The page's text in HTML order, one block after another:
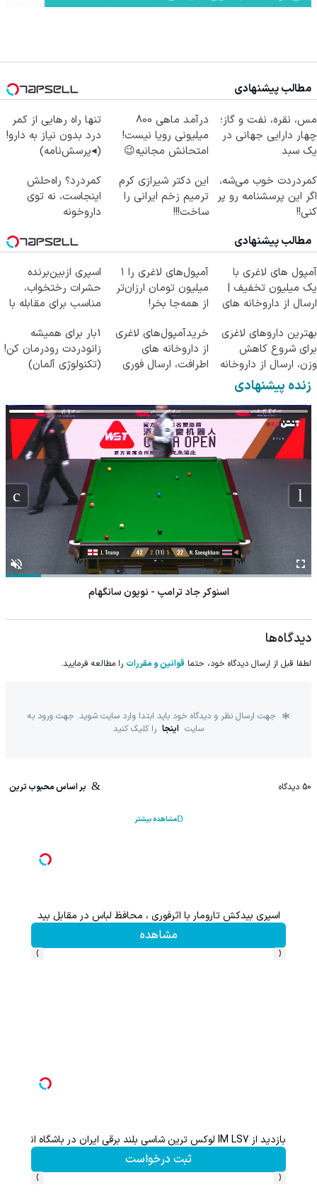
مطالب پیشنهادی
مس، نقره، نفت و گاز؛
چهار دارایی جهانی در
یک سبد
درآمد ماهی 800
میلیونی رویا نیست!
امتحانش مجانیه😉
تنها راه رهایی از کمر
درد بدون نیاز به دارو!
(◂پرسش‌نامه)
کمردردت خوب می‌شه،
اگر این پرسشنامه رو پر
کنی!!
این دکتر شیرازی کرم
ترمیم زخم ایرانی را
ساخت!!!
کمردرد؟ راه‌حلش
اینجاست، نه توی
داروخونه
مطالب پیشنهادی
آمپول های لاغری با
یک میلیون تخفیف |
ارسال از داروخانه های
آمپول‌های لاغری را ۱
میلیون تومان ارزان‌تر
از همه‌جا بخر!
اسپری ازبین‌برنده
حشرات رختخواب،
مناسب برای مقابله با
بهترین داروهای لاغری
برای شروع کاهش
وزن، ارسال از داروخانه
های نزدیکت!
خریدآمپول‌های لاغری
از داروخانه های
اطرافت، ارسال فوری
1بار برای همیشه
زانودردت رودرمان کن!
(تکنولوژی آلمان)
زنده پیشنهادی
اسنوکر جاد ترامپ - نوپون سانگهام
دیدگاه‌ها
لطفا قبل از ارسال دیدگاه خود، حتما قوانین و مقررات را مطالعه فرمایید.
جهت ارسال نظر و دیدگاه خود باید ابتدا وارد سایت شوید. جهت ورود به
سایت اینجا را کلیک کنید
50 دیدگاه بر اساس محبوب ترین
مشاهده بیشتر
اسپری بیدکش تارومار با اثرفوری ، محافظ لباس در مقابل بید
مشاهده
‹
›
بازدید از IM LS7 لوکس ترین شاسی بلند برقی ایران در باشگاه انقلاب
ثبت درخواست
‹
›